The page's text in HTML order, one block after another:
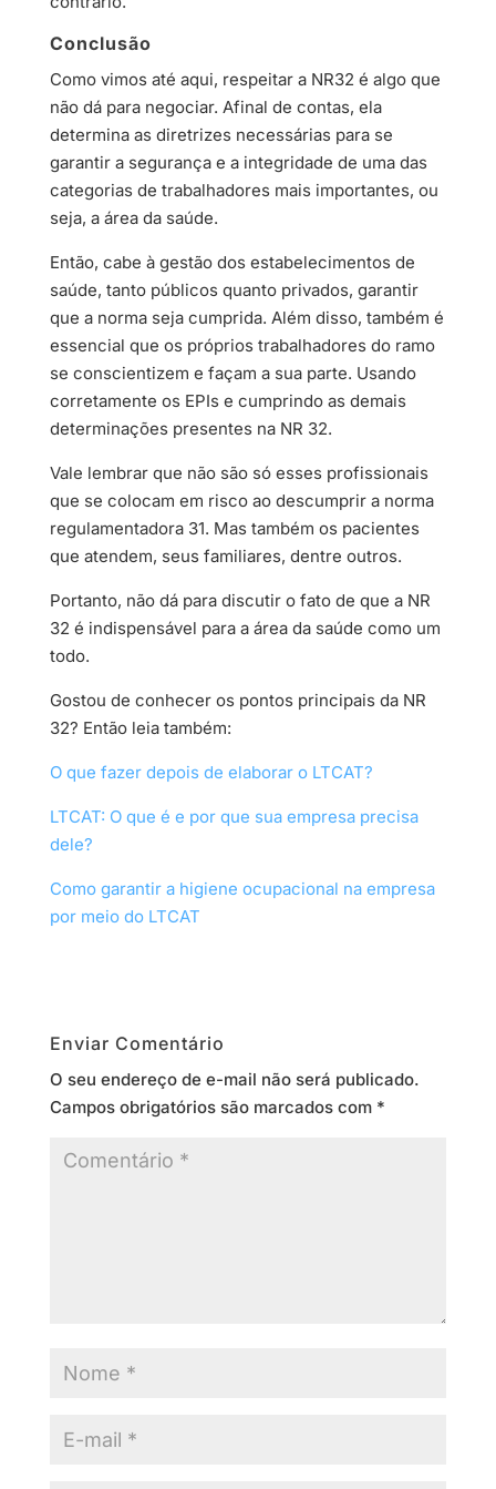
Conclusão
Como vimos até aqui, respeitar a NR32 é algo que
não dá para negociar. Afinal de contas, ela
determina as diretrizes necessárias para se
garantir a segurança e a integridade de uma das
categorias de trabalhadores mais importantes, ou
seja, a área da saúde.
Então, cabe à gestão dos estabelecimentos de
saúde, tanto públicos quanto privados, garantir
que a norma seja cumprida. Além disso, também é
essencial que os próprios trabalhadores do ramo
se conscientizem e façam a sua parte. Usando
corretamente os EPIs e cumprindo as demais
determinações presentes na NR 32.
Vale lembrar que não são só esses profissionais
que se colocam em risco ao descumprir a norma
regulamentadora 31. Mas também os pacientes
que atendem, seus familiares, dentre outros.
Portanto, não dá para discutir o fato de que a NR
32 é indispensável para a área da saúde como um
todo.
Gostou de conhecer os pontos principais da NR
32? Então leia também:
O que fazer depois de elaborar o LTCAT?
LTCAT: O que é e por que sua empresa precisa
dele?
Como garantir a higiene ocupacional na empresa
por meio do LTCAT
Enviar Comentário
O seu endereço de e-mail não será publicado.
Campos obrigatórios são marcados com *